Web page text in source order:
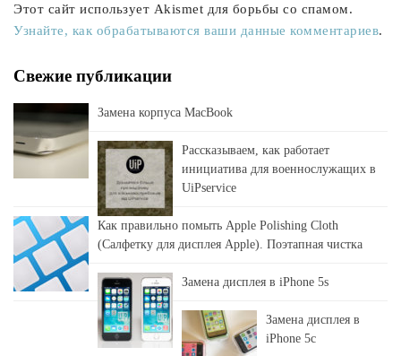
Этот сайт использует Akismet для борьбы со спамом.
Узнайте, как обрабатываются ваши данные комментариев.
Свежие публикации
Замена корпуса MacBook
Рассказываем, как работает
инициатива для военнослужащих в
UiPservice
Как правильно помыть Apple Polishing Cloth
(Салфетку для дисплея Apple). Поэтапная чистка
Замена дисплея в iPhone 5s
Замена дисплея в
iPhone 5c